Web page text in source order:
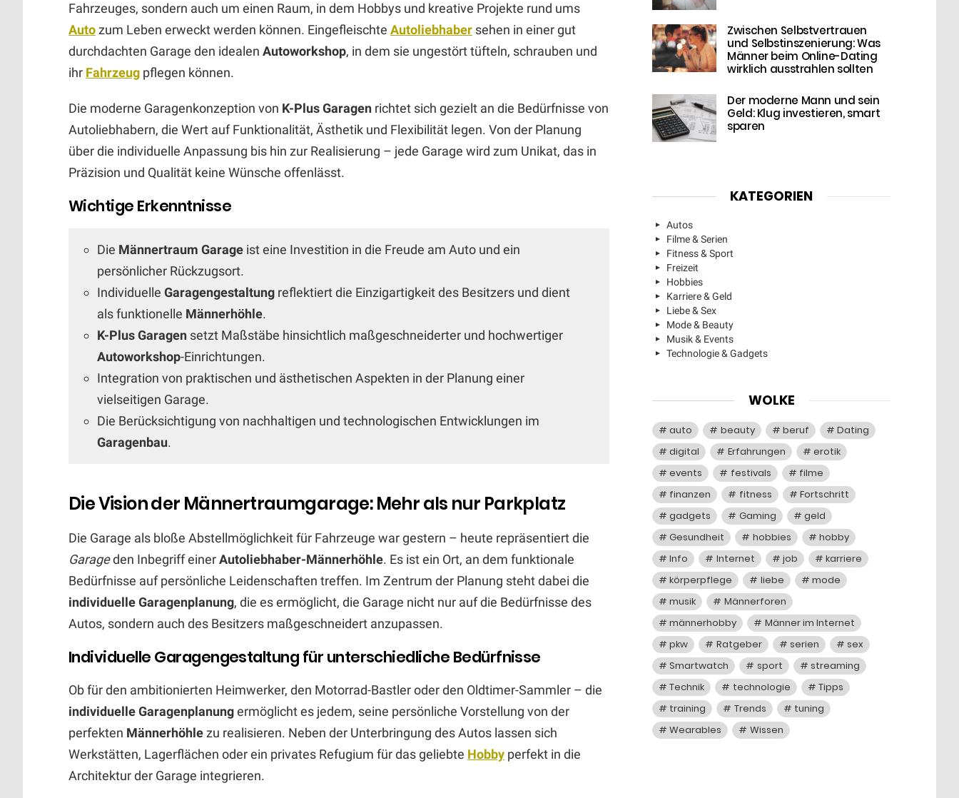
Fahrzeuges, sondern auch um einen Raum, in dem Hobbys und kreative Projekte rund ums
Autozum Leben erweckt werden können. Eingefleischte Autoliebhaber sehen in einer gut
durchdachten Garage den idealen Autoworkshop, in dem sie ungestört tüfteln, schrauben und
ihr Fahrzeug pflegen können.
Die moderne Garagenkonzeption von K-Plus Garagen richtet sich gezielt an die Bedürfnisse von
Autoliebhabern, die Wert auf Funktionalität, Ästhetik und Flexibilität legen. Von der Planung
über die individuelle Anpassung bis hin zur Realisierung – jede Garage wird zum Unikat, das in
Präzision und Qualität keine Wünsche offenlässt.
Wichtige Erkenntnisse
Die Männertraum Garage ist eine Investition in die Freude am Auto und ein
persönlicher Rückzugsort.
Individuelle Garagengestaltung reflektiert die Einzigartigkeit des Besitzers und dient
als funktionelle Männerhöhle.
K-Plus Garagen setzt Maßstäbe hinsichtlich maßgeschneiderter und hochwertiger
Autoworkshop-Einrichtungen.
Integration von praktischen und ästhetischen Aspekten in der Planung einer
vielseitigen Garage.
Die Berücksichtigung von nachhaltigen und technologischen Entwicklungen im
Garagenbau.
Die Vision der Männertraumgarage: Mehr als nur Parkplatz
Die Garage als bloße Abstellmöglichkeit für Fahrzeuge war gestern – heute repräsentiert die
Garageden Inbegriff einerAutoliebhaber-Männerhöhle. Es ist ein Ort, an dem funktionale
Bedürfnisse auf persönliche Leidenschaften treffen. Im Zentrum der Planung steht dabei die
individuelle Garagenplanung, die es ermöglicht, die Garage nicht nur auf die Bedürfnisse des
Autos, sondern auch des Besitzers maßgeschneidert anzupassen.
Individuelle Garagengestaltung für unterschiedliche Bedürfnisse
Ob für den ambitionierten Heimwerker, den Motorrad-Bastler oder den Oldtimer-Sammler – die
individuelle Garagenplanungermöglicht es jedem, seine persönliche Vorstellung von der
perfekten Männerhöhlezu realisieren. Neben der Unterbringung des Autos lassen sich
Werkstätten, Lagerflächen oder ein privates Refugium für das geliebte Hobby perfekt in die
Architektur der Garage integrieren.
Zwischen Selbstvertrauen
und Selbstinszenierung: Was
Männer beim Online-Dating
wirklich ausstrahlen sollten
Der moderne Mann und sein
Geld: Klug investieren, smart
sparen
KATEGORIEN
Autos
Filme & Serien
Fitness & Sport
Freizeit
Hobbies
Karriere & Geld
Liebe & Sex
Mode & Beauty
Musik & Events
Technologie & Gadgets
WOLKE
auto beauty beruf
Dating
digital
Erfahrungen
erotik
events
festivals
filme
finanzen
fitness
Fortschritt
gadgets
Gaming
geld
Gesundheit
hobbies
hobby
Info
Internet job
karriere
körperpflege
liebe
mode
musik
Männerforen
männerhobby
Männer im Internet
pkw
Ratgeber serien
sex
Smartwatch
sport
streaming
Technik
technologie
Tipps
training
Trends
tuning
Wearables
Wissen